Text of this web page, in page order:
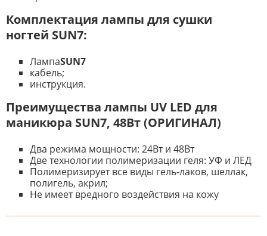
Комплектация лампы для сушки
ногтей SUN7:
ЛампаSUN7
кабель;
инструкция.
Преимущества лампы UV LED для
маникюра SUN7, 48Вт (ОРИГИНАЛ)
Два режима мощности: 24Вт и 48Вт
Две технологии полимеризации геля: УФ и ЛЕД
Полимеризирует все виды гель-лаков, шеллак,
полигель, акрил;
Не имеет вредного воздействия на кожу
К настоящему времени нет